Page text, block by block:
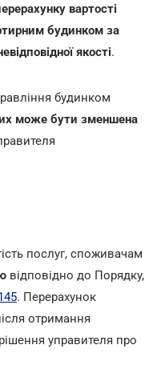
вартості
будинком за
якості.
будинком
може бути зменшена
послуг, споживачам
відповідно до Порядку,
. Перерахунок
отримання
управителя про